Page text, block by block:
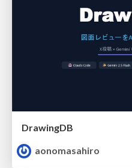
DrawingDB
aonomasahiro